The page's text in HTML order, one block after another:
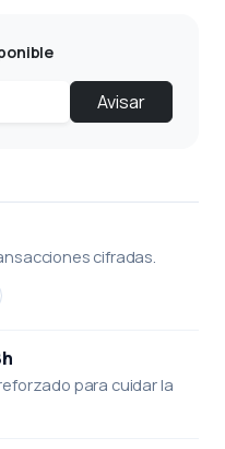
Avisar
cifradas.
para cuidar la